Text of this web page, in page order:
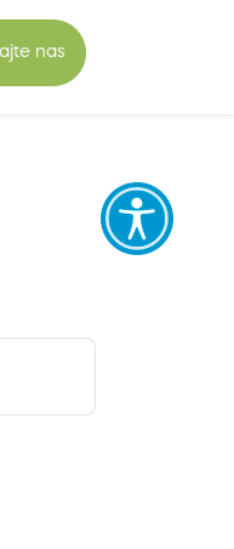
nas